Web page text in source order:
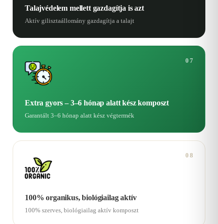
Talajvédelem mellett gazdagítja is azt
Aktív gilisztaállomány gazdagítja a talajt
07
Extra gyors – 3–6 hónap alatt kész komposzt
Garantált 3–6 hónap alatt kész végtermék
08
100% organikus, biológiailag aktív
100% szerves, biológiailag aktív komposzt